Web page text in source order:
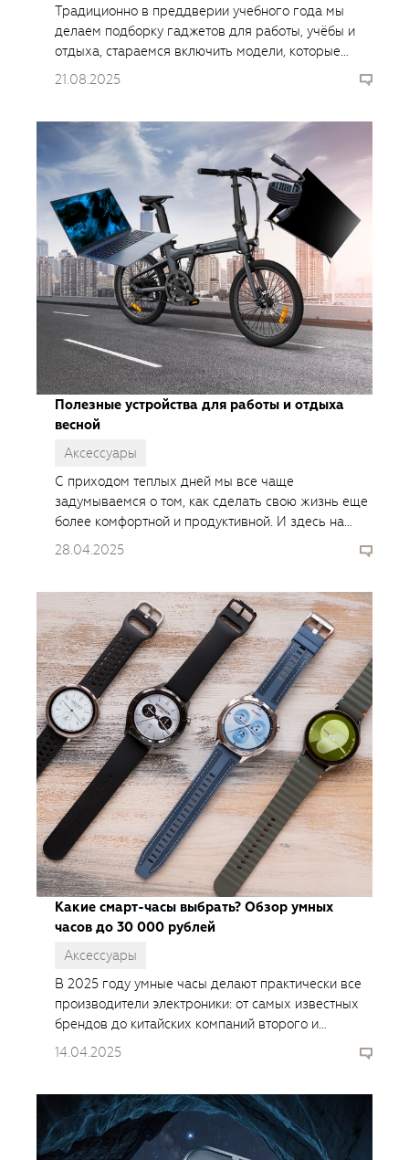
Традиционно в преддверии учебного года мы
делаем подборку гаджетов для работы, учёбы и
отдыха, стараемся включить модели, которые
однозначно готовы рекомендовать нашим
21.08.2025
Полезные устройства для работы и отдыха
весной
Аксессуары
С приходом теплых дней мы все чаще
задумываемся о том, как сделать свою жизнь еще
более комфортной и продуктивной. И здесь на
помощь приходят современные устройства,
28.04.2025
Какие смарт-часы выбрать? Обзор умных
часов до 30 000 рублей
Аксессуары
В 2025 году умные часы делают практически все
производители электроники: от самых известных
брендов до китайских компаний второго и
третьего эшелонов. Для этой подборки мы взяли
умеют измерять...
14.04.2025